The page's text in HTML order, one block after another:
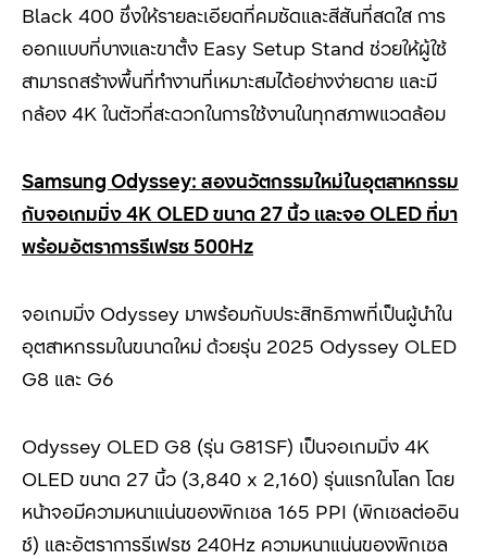
Black 400 ซึ่งให้รายละเอียดที่คมชัดและสีสันที่สดใส การ
ออกแบบที่บางและขาตั้ง Easy Setup Stand ช่วยให้ผู้ใช้
สามารถสร้างพื้นที่ทำงานที่เหมาะสมได้อย่างง่ายดาย และมี
กล้อง 4K ในตัวที่สะดวกในการใช้งานในทุกสภาพแวดล้อม
Samsung Odyssey: สองนวัตกรรมใหม่ในอุตสาหกรรม
กับจอเกมมิ่ง4K OLEDขนาด 27 นิ้ว และจอOLED ที่มา
พร้อมอัตราการรีเฟรช 500Hz
จอเกมมิ่ง Odyssey มาพร้อมกับประสิทธิภาพที่เป็นผู้นำใน
อุตสาหกรรมในขนาดใหม่ ด้วยรุ่น 2025 Odyssey OLED
G8 และ G6
Odyssey OLED G8 (รุ่น G81SF) เป็นจอเกมมิ่ง 4K
OLED ขนาด 27 นิ้ว (3,840 x 2,160) รุ่นแรกในโลก โดย
หน้าจอมีความหนาแน่นของพิกเซล 165 PPI (พิกเซลต่ออิน
ช์) และอัตราการรีเฟรช 240Hz ความหนาแน่นของพิกเซล